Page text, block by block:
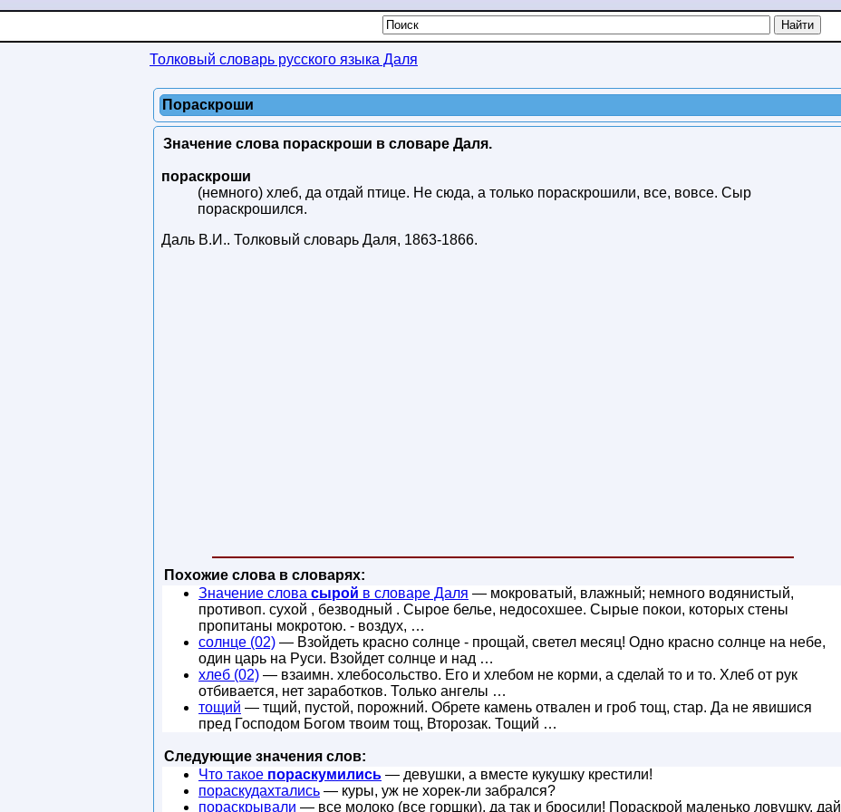
Толковый словарь русского языка Даля
Пораскроши
Значение слова пораскроши в словаре Даля.
пораскроши
(немного) хлеб, да отдай птице. Не сюда, а только пораскрошили, все, вовсе. Сыр
пораскрошился.
Даль В.И.. Толковый словарь Даля, 1863-1866.
Похожие слова в словарях:
Значение слова сырой в словаре Даля — мокроватый, влажный; немного водянистый,
противоп. сухой , безводный . Сырое белье, недосохшее. Сырые покои, которых стены
пропитаны мокротою. - воздух, …
солнце (02) — Взойдеть красно солнце - прощай, светел месяц! Одно красно солнце на небе,
один царь на Руси. Взойдет солнце и над …
хлеб (02) — взаимн. хлебосольство. Его и хлебом не корми, а сделай то и то. Хлеб от рук
отбивается, нет заработков. Только ангелы …
тощий — тщий, пустой, порожний. Обрете камень отвален и гроб тощ, стар. Да не явишися
пред Господом Богом твоим тощ, Второзак. Тощий …
Следующие значения слов:
Что такое пораскумились — девушки, а вместе кукушку крестили!
пораскудахтались — куры, уж не хорек-ли забрался?
пораскрывали — все молоко (все горшки), да так и бросили! Пораскрой маленько ловушку, дай